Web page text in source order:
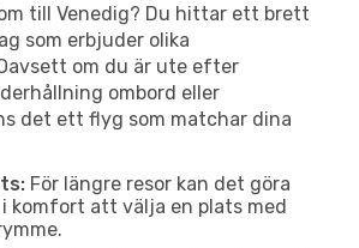
till Venedig? Du hittar ett brett
som erbjuder olika
om du är ute efter
ombord eller
det ett flyg som matchar dina
För längre resor kan det göra
komfort att välja en plats med